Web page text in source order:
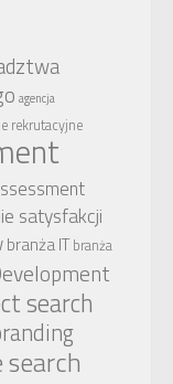
agencja
rekrutacyjne
satysfakcji
branża IT branża
search